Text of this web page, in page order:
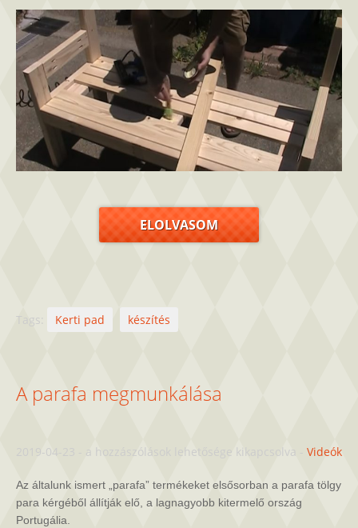
ELOLVASOM
Tags: Kerti pad készítés
A parafa megmunkálása
2019-04-23
A
megmunkálása
bejegyzéshez
a hozzászólások lehetősége kikapcsolva Videók
Az általunk ismert „parafa” termékeket elsősorban a parafa tölgy
para kérgéből állítják elő, a lagnagyobb kitermelő ország
Portugália.